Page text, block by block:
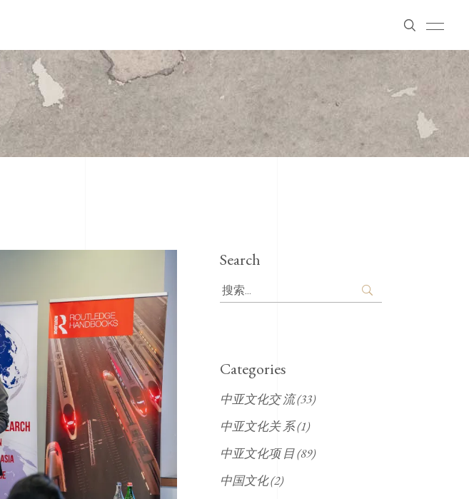
Search
Search
for:
Categories
中亚文化交 流(33)
中亚文化关 系(1)
中亚文化项 目(89)
中国文化(2)